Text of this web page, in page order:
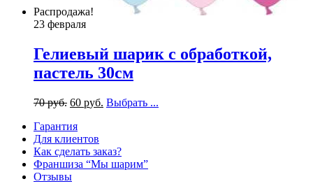
Распродажа!
23 февраля
Гелиевый шарик с обработкой,
пастель 30см
70руб. 60 руб. Выбрать ...
Гарантия
Для клиентов
Как сделать заказ?
Франшиза “Мы шарим”
Отзывы